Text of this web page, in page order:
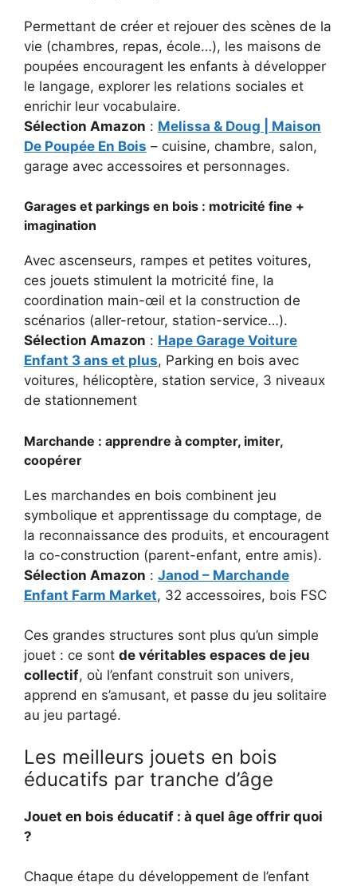
Permettant de créer et rejouer des scènes de la
vie (chambres, repas, école…), les maisons de
poupées encouragent les enfants à développer
le langage, explorer les relations sociales et
enrichir leur vocabulaire.
Sélection Amazon : Melissa & Doug | Maison
De Poupée En Bois – cuisine, chambre, salon,
garage avec accessoires et personnages.
Garages et parkings en bois : motricité fine +
imagination
Avec ascenseurs, rampes et petites voitures,
ces jouets stimulent la motricité fine, la
coordination main-œil et la construction de
scénarios (aller-retour, station-service…).
Sélection Amazon : Hape Garage Voiture
Enfant 3 ans et plus, Parking en bois avec
voitures, hélicoptère, station service, 3 niveaux
de stationnement
Marchande : apprendre à compter, imiter,
coopérer
Les marchandes en bois combinent jeu
symbolique et apprentissage du comptage, de
la reconnaissance des produits, et encouragent
la co-construction (parent-enfant, entre amis).
Sélection Amazon : Janod – Marchande
Enfant Farm Market, 32 accessoires, bois FSC
Ces grandes structures sont plus qu’un simple
jouet : ce sont de véritables espaces de jeu
collectif, où l’enfant construit son univers,
apprend en s’amusant, et passe du jeu solitaire
au jeu partagé.
Les meilleurs jouets en bois
éducatifs par tranche d’âge
Jouet en bois éducatif : à quel âge offrir quoi
?
Chaque étape du développement de l’enfant